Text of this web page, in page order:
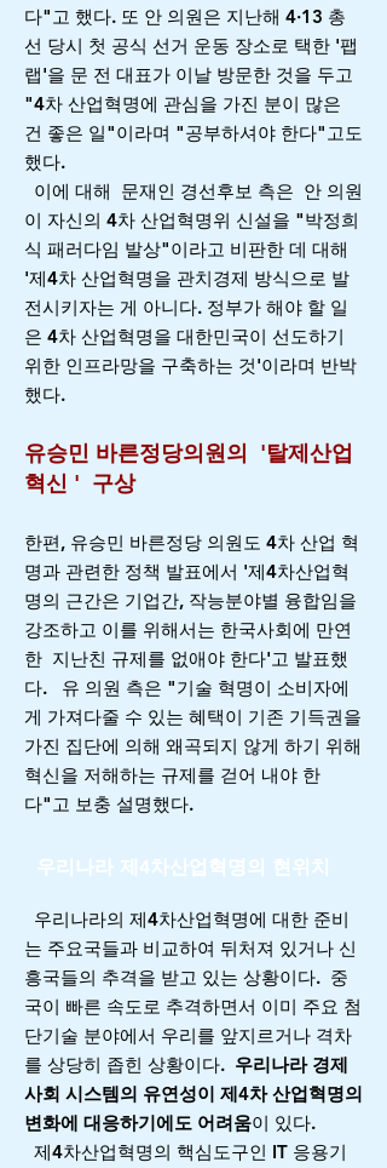
다"고 했다. 또 안 의원은 지난해 4·13 총
선 당시 첫 공식 선거 운동 장소로 택한 '팹
랩'을 문 전 대표가 이날 방문한 것을 두고
"4차 산업혁명에 관심을 가진 분이 많은
건 좋은 일"이라며 "공부하셔야 한다"고도
했다.
이에 대해 문재인 경선후보 측은 안 의원
이 자신의 4차 산업혁명위 신설을 "박정희
식 패러다임 발상"이라고 비판한 데 대해
'제4차 산업혁명을 관치경제 방식으로 발
전시키자는 게 아니다. 정부가 해야 할 일
은 4차 산업혁명을 대한민국이 선도하기
위한 인프라망을 구축하는 것'이라며 반박
했다.
유승민 바른정당의원의 '탈제산업
혁신 ' 구상
한편, 유승민 바른정당 의원도 4차 산업 혁
명과 관련한 정책 발표에서 '제4차산업혁
명의 근간은 기업간, 작능분야별 융합임을
강조하고 이를 위해서는 한국사회에 만연
한 지난친 규제를 없애야 한다'고 발표했
다. 유 의원 측은 "기술 혁명이 소비자에
게 가져다줄 수 있는 혜택이 기존 기득권을
가진 집단에 의해 왜곡되지 않게 하기 위해
혁신을 저해하는 규제를 걷어 내야 한
다"고 보충 설명했다.
우리나라 제4차산업혁명의 현위치
​ 우리나라의 제4차산업혁명에 대한 준비
는 주요국들과 비교하여 뒤처져 있거나 신
흥국들의 추격을 받고 있는 상황이다. 중
국이 빠른 속도로 추격하면서 이미 주요 첨
단기술 분야에서 우리를 앞지르거나 격차
를 상당히 좁힌 상황이다. 우리나라 경제
사회 시스템의 유연성이 제4차 산업혁명의
변화에 대응하기에도 어려움이 있다.
제4차산업혁명의 핵심도구인 IT 응용기